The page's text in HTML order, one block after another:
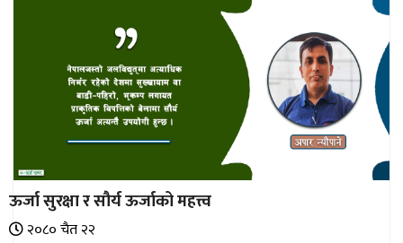
ऊर्जा सुरक्षा र सौर्य ऊर्जाको महत्त्व
२०८० चैत २२